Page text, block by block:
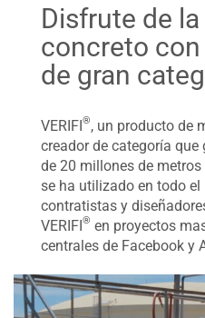
Disfrute de
concreto
de gran
VERIFI®, un producto de
creador de categoría que
de 20 millones de
se ha utilizado en todo
contratistas y
VERIFI® en proyectos
centrales de Facebook y